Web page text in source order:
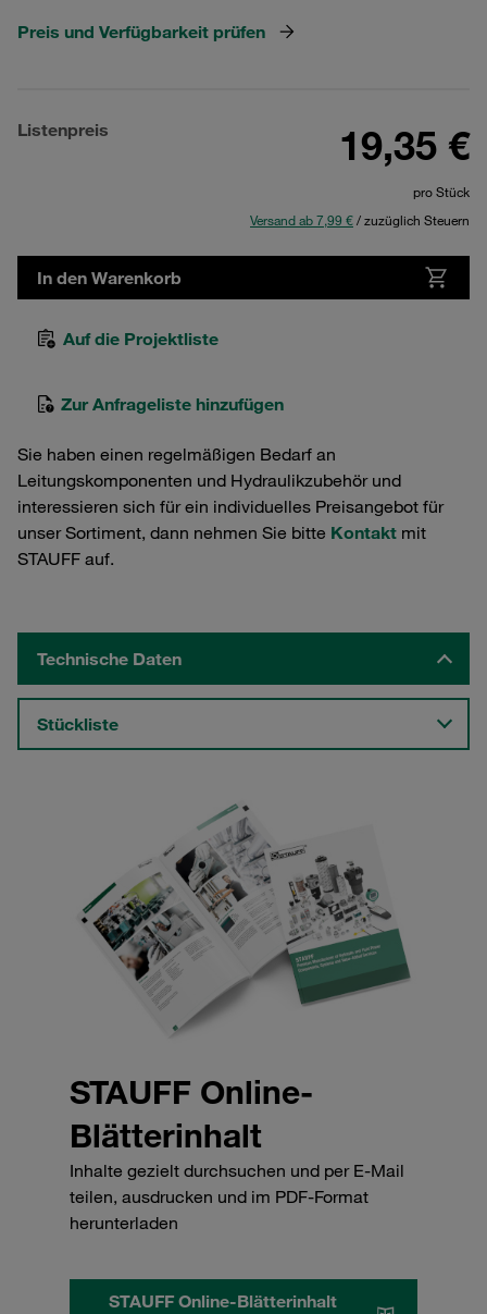
Preis und Verfügbarkeit prüfen
Listenpreis 19,35 €
pro Stück
Versand ab 7,99 €/ zuzüglich Steuern
In den Warenkorb
Auf die Projektliste
Zur Anfrageliste hinzufügen
Sie haben einen regelmäßigen Bedarf an
Leitungskomponenten und Hydraulikzubehör und
interessieren sich für ein individuelles Preisangebot für
unser Sortiment, dann nehmen Sie bitte Kontakt mit
STAUFF auf.
Technische Daten
Stückliste
STAUFF Online-
Blätterinhalt
Inhalte gezielt durchsuchen und per E-Mail
teilen, ausdrucken und im PDF-Format
herunterladen
STAUFF Online-Blätterinhalt